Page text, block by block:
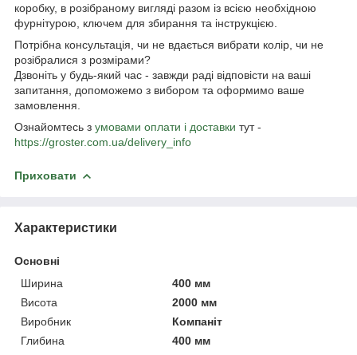
коробку, в розібраному вигляді разом із всією необхідною
фурнітурою, ключем для збирання та інструкцією.
Потрібна консультація, чи не вдається вибрати колір, чи не
розібралися з розмірами?
Дзвоніть у будь-який час - завжди раді відповісти на ваші
запитання, допоможемо з вибором та оформимо ваше
замовлення.
Ознайомтесь з умовами оплати і доставки тут -
https://groster.com.ua/delivery_info
Приховати
Характеристики
Основні
Ширина
400 мм
Висота
2000 мм
Виробник
Компаніт
Глибина
400 мм